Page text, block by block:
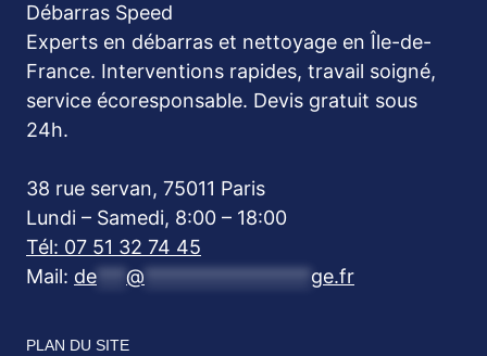
Débarras Speed
Experts en débarras et nettoyage en Île-de-
France. Interventions rapides, travail soigné,
service écoresponsable. Devis gratuit sous
24h.
38 rue servan, 75011 Paris
Lundi – Samedi, 8:00 – 18:00
Tél: 07 51 32 74 45
Mail: de @ ge.fr
PLAN DU SITE